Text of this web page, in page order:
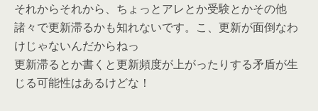
それからそれから、ちょっとアレとか受験とかその他
諸々で更新滞るかも知れないです。こ、更新が面倒なわ
けじゃないんだからねっ
更新滞るとか書くと更新頻度が上がったりする矛盾が生
じる可能性はあるけどな！